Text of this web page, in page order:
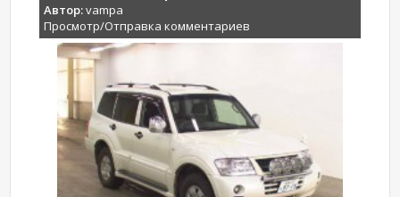
Автор:vampa
Просмотр/Отправка комментариев